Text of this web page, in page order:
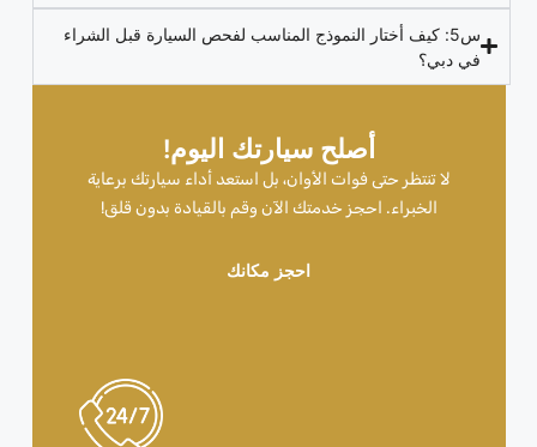
أصلح سيارتك اليوم!
لا تنتظر حتى فوات الأوان، بل استعد أداء سيارتك برعاية
الخبراء. احجز خدمتك الآن وقم بالقيادة بدون قلق!
احجز مكانك
س5: كيف أختار النموذج المناسب لفحص السيارة قبل الشراء
في دبي؟